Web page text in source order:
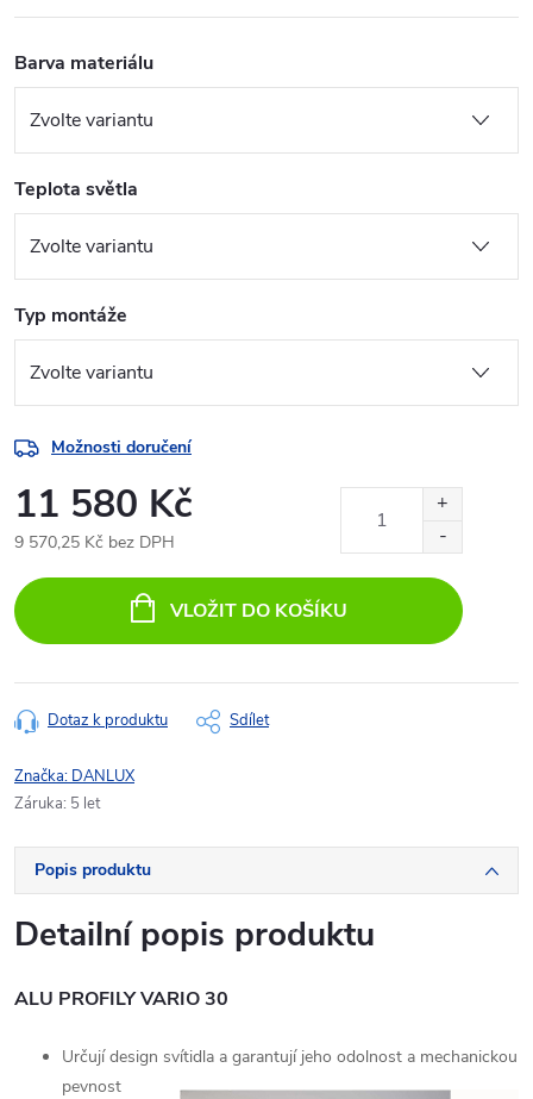
Barva materiálu
Teplota světla
Typ montáže
Možnosti doručení
11 580 Kč
9 570,25 Kč bez DPH
cena:
VLOŽIT DO KOŠÍKU
Dotaz k produktu Sdílet
Značka: DANLUX
Záruka: 5 let
Popis produktu
Detailní popis produktu
ALU PROFILY VARIO 30
Určují design svítidla a garantují jeho odolnost a mechanickou
pevnost